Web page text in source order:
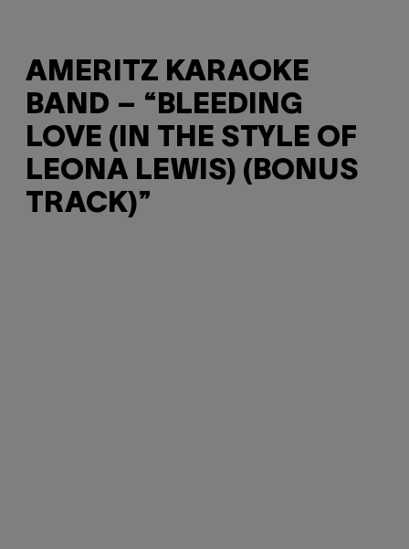
AMERITZ KARAOKE
BAND – “BLEEDING
LOVE (IN THE STYLE OF
LEONA LEWIS) (BONUS
TRACK)”